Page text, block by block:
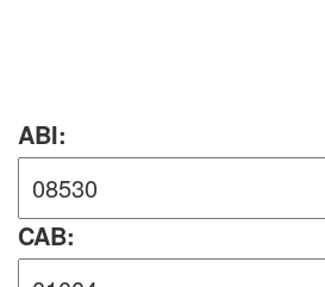
ABI:
CAB: